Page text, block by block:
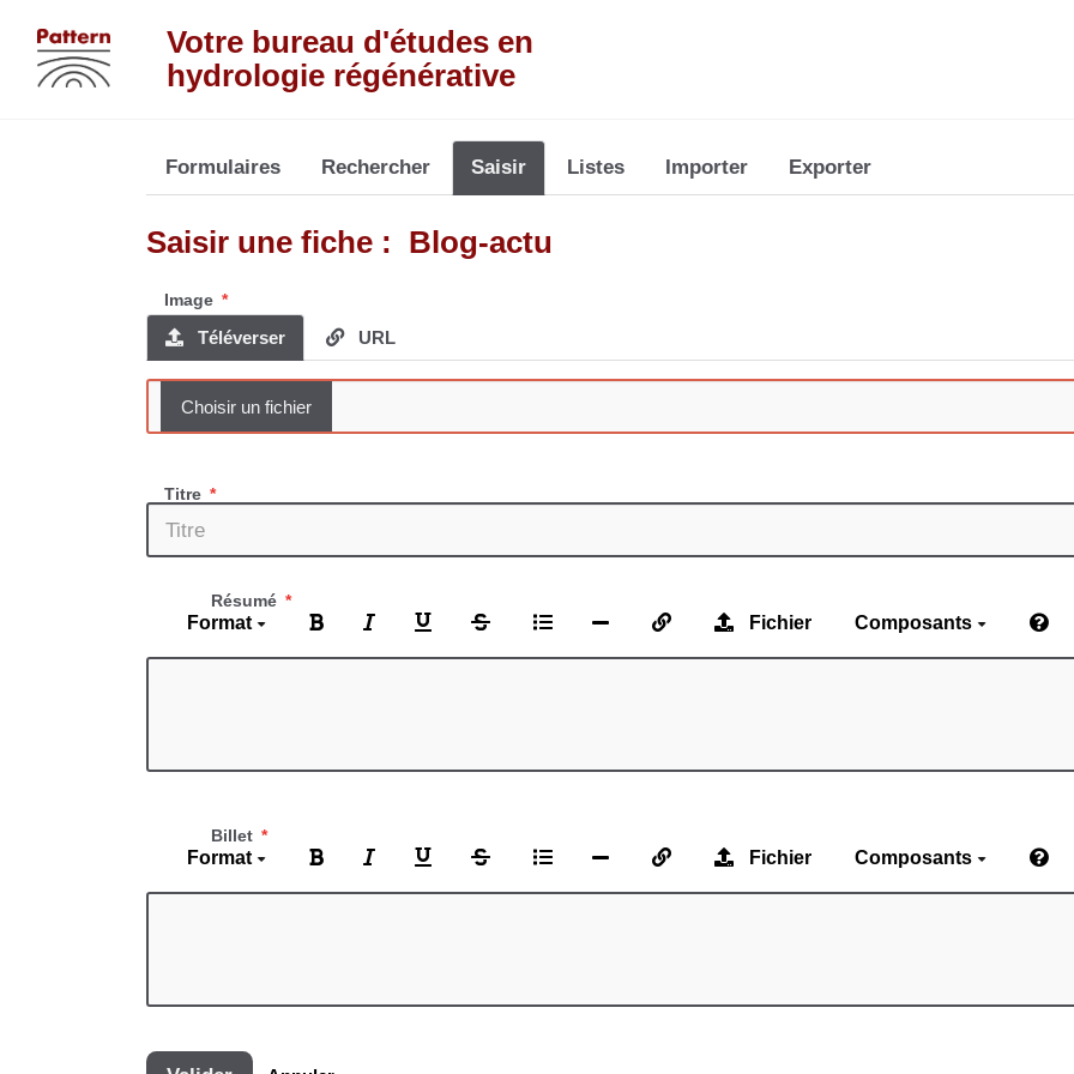
Aller au contenu principalVotre bureau d'études en
hydrologie régénérative
Formulaires Rechercher Saisir Listes Importer Exporter
Saisir une fiche : Blog-actu
Image
Téléverser URL
Titre
Résumé
Format Fichier Composants
Billet
Format Fichier Composants